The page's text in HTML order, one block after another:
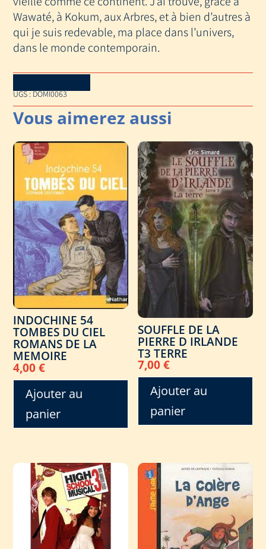
Wawaté, à Kokum, aux Arbres, et à bien d’autres à
qui je suis redevable, ma place dans l’univers,
dans le monde contemporain.
UGS :DOMI0063
INDOCHINE 54
TOMBES DU CIEL
ROMANS DE LA
MEMOIRE
4,00€
Ajouter au
panier
SOUFFLE DE LA
PIERRE D IRLANDE
T3 TERRE
7,00€
Ajouter au
panier